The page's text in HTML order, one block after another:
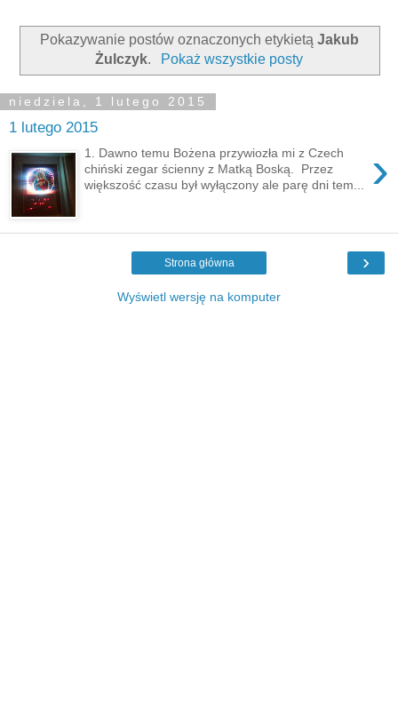
Pokazywanie postów oznaczonych etykietą Jakub
Żulczyk. Pokaż wszystkie posty
niedziela, 1 lutego 2015
1 lutego 2015
›
1. Dawno temu Bożena przywiozła mi z Czech
chiński zegar ścienny z Matką Boską. Przez
większość czasu był wyłączony ale parę dni tem...
›
Strona główna
Wyświetl wersję na komputer